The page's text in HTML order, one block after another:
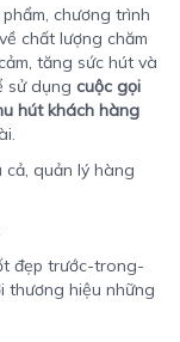
chương trình
chất lượng chăm
tăng sức hút và
sử dụng cuộc gọi
hút khách hàng
cả, quản lý hàng
đẹp trước-trong-
thương hiệu những